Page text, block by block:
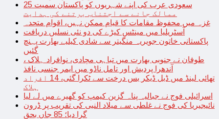
سعودی عرب کی اپنے شہریوں کو پاکستان سمیت 25
ممالک جانے سے اجتناب برتنے کی ہدایت
غزہ میں محفوظ مقامات کا قیام ممکن نہیں، اقوام متحدہ
آسٹریلیا میں مینٹس کیڑے کی دو نئی نسلیں دریافت
پاکستانی خاتون جویریہ منگیتر سے شادی کیلیے بھارت پہنچ
گئیں
طوفان نے جنوبی بھارت میں تباہی مچادی، نوافراد ہلاک ،
آندھرا پردیش اور تامل ناڈو میں ایمر جنسی نافذ
تھائی لینڈ میں ڈبل ڈیکر بس درخت سے ٹکرا گئی، 14 افراد
ہلاک
اسرائیلی فوج نے جبالیہ پناہ گزین کیمپ کو گھیرے میں لے لیا
نائیجیریا کی فوج نے غلطی سے میلاد النبی کی تقریب پر ڈرون
گرا دیا؛ 85 جاں بحق